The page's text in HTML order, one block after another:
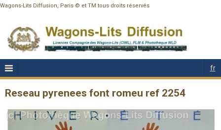
Wagons-Lits Diffusion, Paris © et TM tous droits réservés
fr
Reseau pyrenees font romeu ref 2254